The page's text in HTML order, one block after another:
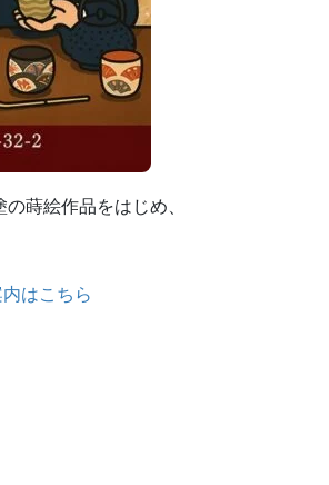
蒔絵作品をはじめ、
はこちら